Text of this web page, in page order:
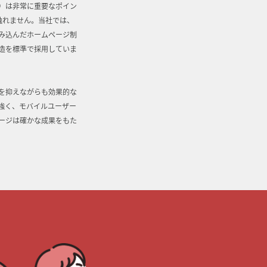
は非常に重要なポイン
ません。当社では、
込んだホームページ制
を標準で採用していま
抑えながらも効果的な
く、モバイルユーザー
ジは確かな成果をもた